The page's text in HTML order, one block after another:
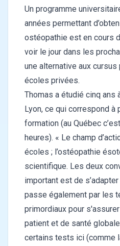
Un programme
années permettant
ostéopathie est en cours
voir le jour dans les
une alternative aux
écoles privées.
Thomas a étudié cinq
Lyon, ce qui correspond
formation (au Québec
heures). « Le champ
écoles ; l’ostéopathie
scientifique. Les deux
important est de
passe également par les
primordiaux pour
patient et de santé
certains tests ici (comme